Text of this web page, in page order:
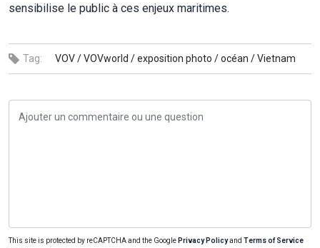
sensibilise le public à ces enjeux maritimes.
Tag: VOV /VOVworld /exposition photo /océan /Vietnam
This site is protected by reCAPTCHA and the Google Privacy Policyand Terms of Service